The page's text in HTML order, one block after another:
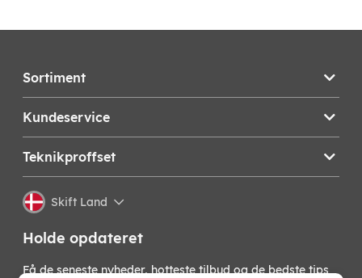
Sortiment
Kundeservice
Teknikproffset
Skift Land
Holde opdateret
Få de seneste nyheder, hotteste tilbud og de bedste tips